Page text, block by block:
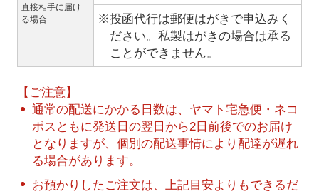
直接相手に届け
る場合
※投函代行は郵便はがきで申込みく
ださい。私製はがきの場合は承る
ことができません。
【ご注意】
通常の配送にかかる日数は、ヤマト宅急便・ネコ
ポスともに発送日の翌日から2日前後でのお届け
となりますが、個別の配送事情により配達が遅れ
る場合があります。
お預かりしたご注文は、上記目安よりもできるだ